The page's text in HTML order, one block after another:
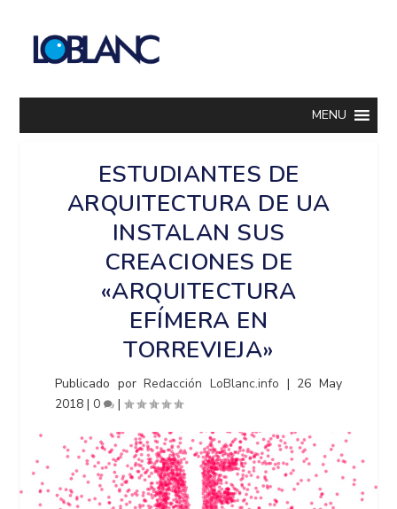
MENU
ESTUDIANTES DE
ARQUITECTURA DE UA
INSTALAN SUS
CREACIONES DE
«ARQUITECTURA
EFÍMERA EN
TORREVIEJA»
Publicado porRedacción LoBlanc.info | 26 May
2018 |0 |